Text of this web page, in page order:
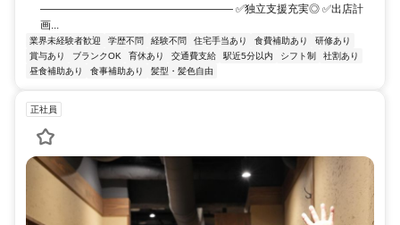
―――――――――――――――――― ✅独立支援充実◎ ✅出店計
画...
業界未経験者歓迎 学歴不問 経験不問 住宅手当あり 食費補助あり
研修あり
賞与あり
ブランクOK 育休あり 交通費支給 駅近5分以内 シフト制
社割あり
昼食補助あり
食事補助あり 髪型・髪色自由
正社員